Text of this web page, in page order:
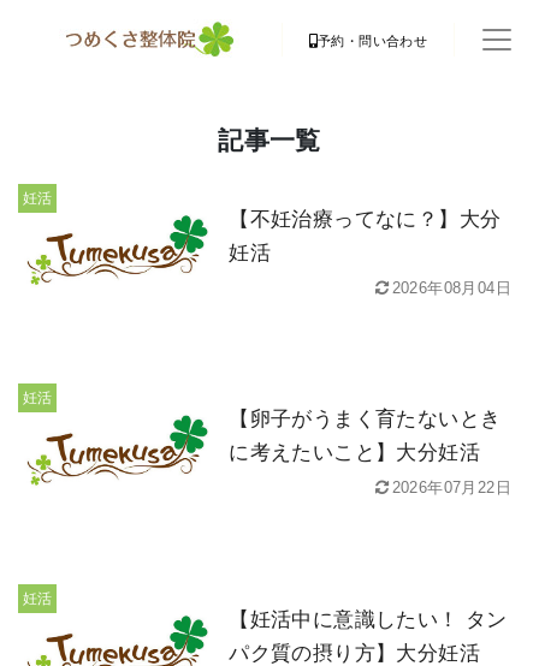
予約・問い合わせ
記事一覧
妊活
【不妊治療ってなに？】大分
妊活
2026年08月04日
妊活
【卵子がうまく育たないとき
に考えたいこと】大分妊活
2026年07月22日
妊活
【妊活中に意識したい！ タン
パク質の摂り方】大分妊活